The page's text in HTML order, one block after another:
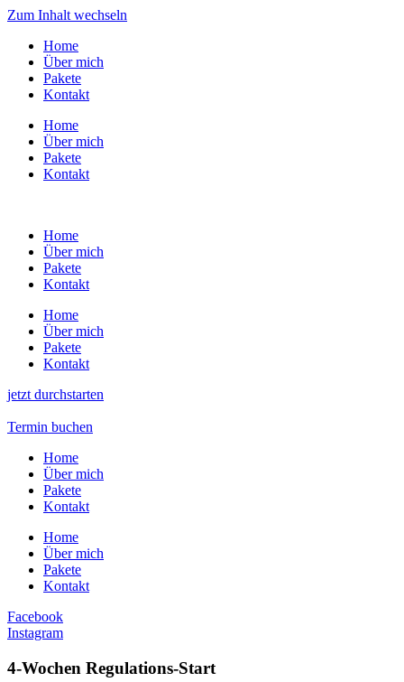
Zum Inhalt wechseln
Home
Über mich
Pakete
Kontakt
Home
Über mich
Pakete
Kontakt
Home
Über mich
Pakete
Kontakt
Home
Über mich
Pakete
Kontakt
jetzt durchstarten
Termin buchen
Home
Über mich
Pakete
Kontakt
Home
Über mich
Pakete
Kontakt
Facebook
Instagram
4-Wochen Regulations-Start